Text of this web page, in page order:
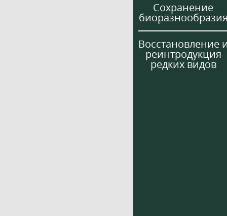
Сохранение
Восстановление
реинтродукция
редких видов